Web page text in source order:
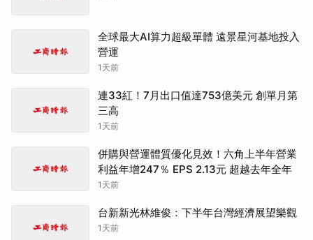
全球最大AI算力超級單體 遠景星河基地投入
營運
1天前
連33紅！7月出口值達753億美元 創單月第
三高
1天前
併購與營運體質優化見效！六角上半年營業
利益年增247％ EPS 2.13元 超越去年全年
1天前
台新新光林維俊：下半年台灣經濟展望樂觀
1天前